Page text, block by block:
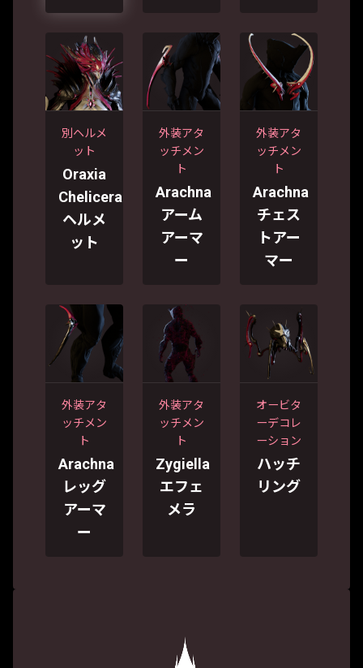
別ヘルメ
ット
Oraxia
Chelicera
ヘルメ
ット
外装アタ
ッチメン
ト
Arachna
アーム
アーマ
ー
外装アタ
ッチメン
ト
Arachna
チェス
トアー
マー
外装アタ
ッチメン
ト
Arachna
レッグ
アーマ
ー
外装アタ
ッチメン
ト
Zygiella
エフェ
メラ
オービタ
ーデコレ
ーション
ハッチ
リング